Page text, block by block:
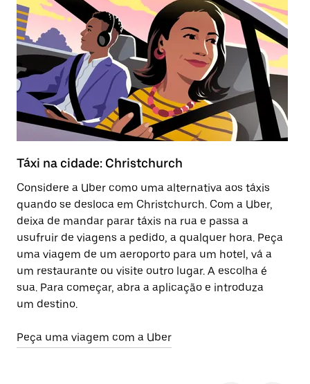
Táxi na cidade: Christchurch
Considere a Uber como uma alternativa aos táxis
quando se desloca em Christchurch. Com a Uber,
deixa de mandar parar táxis na rua e passa a
usufruir de viagens a pedido, a qualquer hora. Peça
uma viagem de um aeroporto para um hotel, vá a
um restaurante ou visite outro lugar. A escolha é
sua. Para começar, abra a aplicação e introduza
um destino.
Peça uma viagem com a Uber